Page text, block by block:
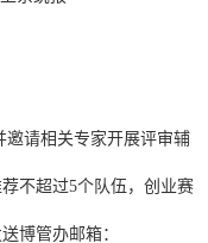
邀请相关专家开展评审辅
不超过5个队伍，创业赛
博管办邮箱：